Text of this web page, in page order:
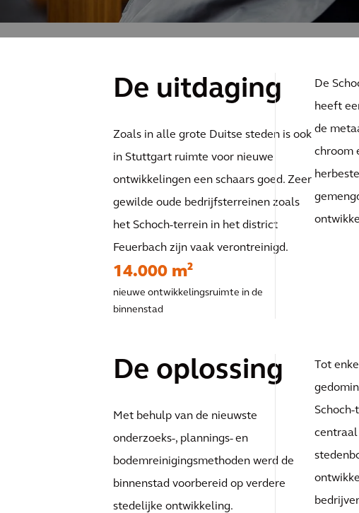
De uitdaging
Zoals in alle grote Duitse steden is ook
in Stuttgart ruimte voor nieuwe
ontwikkelingen een schaars goed. Zeer
gewilde oude bedrijfsterreinen zoals
het Schoch-terrein in het district
Feuerbach zijn vaak verontreinigd.
14.000 m²
nieuwe ontwikkelingsruimte in de
binnenstad
De
heeft
de
chroom
De oplossing
Met behulp van de nieuwste
onderzoeks-, plannings- en
bodemreinigingsmethoden werd de
binnenstad voorbereid op verdere
stedelijke ontwikkeling.
Tot
centraal